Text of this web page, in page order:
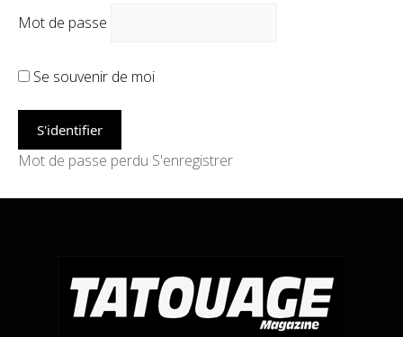
Mot de passe
Se souvenir de moi
Mot de passe perdu S'enregistrer